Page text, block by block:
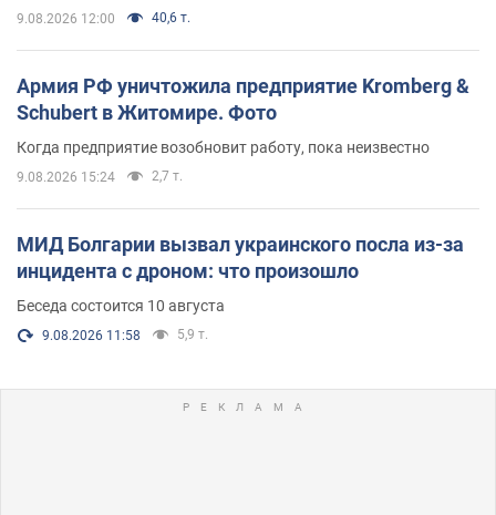
9.08.2026 12:00 40,6 т.
Армия РФ уничтожила предприятие Kromberg &
Schubert в Житомире. Фото
Когда предприятие возобновит работу, пока неизвестно
9.08.2026 15:24 2,7 т.
МИД Болгарии вызвал украинского посла из-за
инцидента с дроном: что произошло
Беседа состоится 10 августа
9.08.2026 11:58 5,9 т.